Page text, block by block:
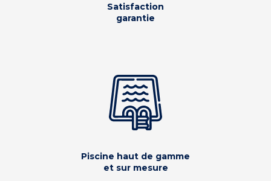
Satisfaction
garantie
Piscine haut de gamme
et sur mesure